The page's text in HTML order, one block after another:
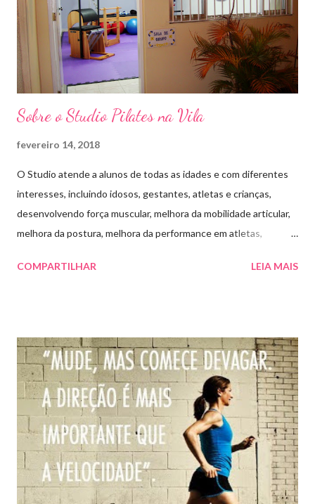
corpo, mente e espírito, os princípios dessa prática que cresce
cada vez mais em todo o mundo. Exercício da rã O alemão Jos...
Sobre o Studio Pilates na Vila
fevereiro 14, 2018
O Studio atende a alunos de todas as idades e com diferentes
interesses, incluindo idosos, gestantes, atletas e crianças,
desenvolvendo força muscular, melhora da mobilidade articular,
melhora da postura, melhora da performance em atletas,
para indivíduos com dores, provenientes de má postura. O
contraindicações e sim modificações para a execução do
movimento. O método procura desenvolver flexibilidade, força,
resistência, respiração, consciência corporal,concentração e
condicionamento físico. As aulas tem como foco qualidade e
precisão dos movimentos, evitando sobrecarga. As aulas são
personalizadas, com no máximo dois alunos por aula, ministradas
por profissional da área de fisioterapia, com cursos de
especialização no Método Pilates....
COMPARTILHAR LEIA MAIS